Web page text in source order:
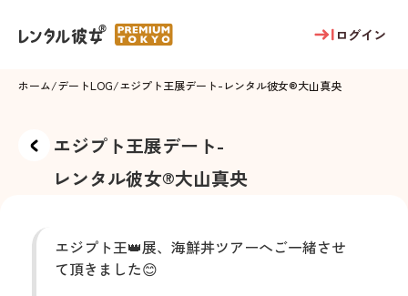
ログイン
ホーム/デートLOG/エジプト王展デート-レンタル彼女®大山真央
エジプト王展デート-
レンタル彼女®大山真央
エジプト王👑展、海鮮丼ツアーへご一緒させ
て頂きました😊